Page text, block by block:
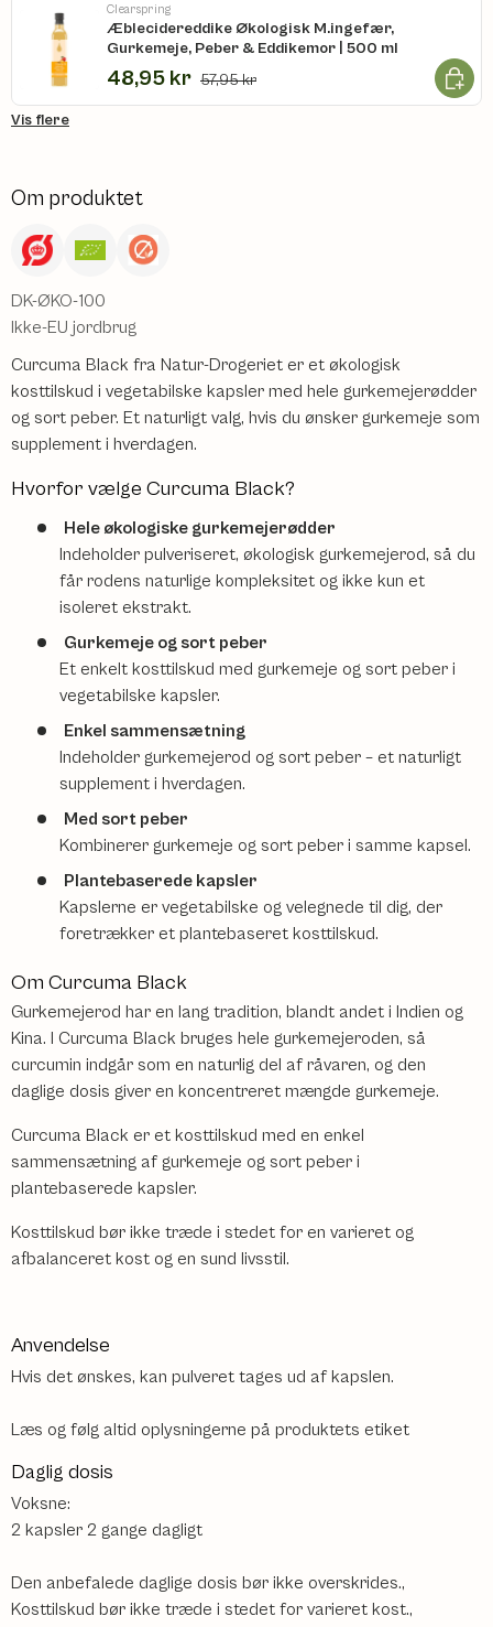
Clearspring
Æblecidereddike Økologisk M.ingefær,
Gurkemeje, Peber & Eddikemor | 500 ml
48,95 kr 57,95 kr Læg i
Vis flere
Om produktet
DK-ØKO-100
Ikke-EU jordbrug
Curcuma Black fra Natur-Drogeriet er et økologisk
kosttilskud i vegetabilske kapsler med hele gurkemejerødder
og sort peber. Et naturligt valg, hvis du ønsker gurkemeje som
supplement i hverdagen.
Hvorfor vælge Curcuma Black?
Hele økologiske gurkemejerødder
Indeholder pulveriseret, økologisk gurkemejerod, så du
får rodens naturlige kompleksitet og ikke kun et
isoleret ekstrakt.
Gurkemeje og sort peber
Et enkelt kosttilskud med gurkemeje og sort peber i
vegetabilske kapsler.
Enkel sammensætning
Indeholder gurkemejerod og sort peber – et naturligt
supplement i hverdagen.
Med sort peber
Kombinerer gurkemeje og sort peber i samme kapsel.
Plantebaserede kapsler
Kapslerne er vegetabilske og velegnede til dig, der
foretrækker et plantebaseret kosttilskud.
Om Curcuma Black
Gurkemejerod har en lang tradition, blandt andet i Indien og
Kina. I Curcuma Black bruges hele gurkemejeroden, så
curcumin indgår som en naturlig del af råvaren, og den
daglige dosis giver en koncentreret mængde gurkemeje.
Curcuma Black er et kosttilskud med en enkel
sammensætning af gurkemeje og sort peber i
plantebaserede kapsler.
Kosttilskud bør ikke træde i stedet for en varieret og
afbalanceret kost og en sund livsstil.
Anvendelse
Hvis det ønskes, kan pulveret tages ud af kapslen.
Læs og følg altid oplysningerne på produktets etiket
Daglig dosis
Voksne:
2 kapsler 2 gange dagligt
Den anbefalede daglige dosis bør ikke overskrides.,
Kosttilskud bør ikke træde i stedet for varieret kost.,